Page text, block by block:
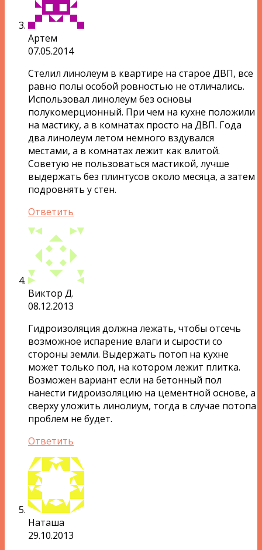
Артем
07.05.2014
Стелил линолеум в квартире на старое ДВП, все
равно полы особой ровностью не отличались.
Использовал линолеум без основы
полукомерционный. При чем на кухне положили
на мастику, а в комнатах просто на ДВП. Года
два линолеум летом немного вздувался
местами, а в комнатах лежит как влитой.
Советую не пользоваться мастикой, лучше
выдержать без плинтусов около месяца, а затем
подровнять у стен.
Ответить
Виктор Д.
08.12.2013
Гидроизоляция должна лежать, чтобы отсечь
возможное испарение влаги и сырости со
стороны земли. Выдержать потоп на кухне
может только пол, на котором лежит плитка.
Возможен вариант если на бетонный пол
нанести гидроизоляцию на цементной основе, а
сверху уложить линолиум, тогда в случае потопа
проблем не будет.
Ответить
Наташа
29.10.2013